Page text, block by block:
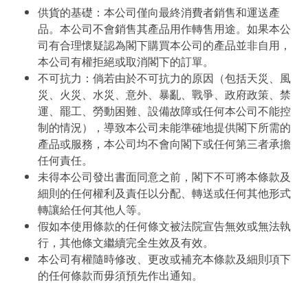
供貨的基礎：本公司僅向最終消費者銷售和運送產
品。本公司不會銷售其產品用作轉售用途。如果本公
司有合理懷疑認為閣下購買本公司的產品並非自用，
本公司有權拒絕或取消閣下的訂單。
不可抗力：倘若由於不可抗力的原因（包括天災、風
災、火災、水災、意外、暴亂、戰爭、政府政策、禁
運、罷工、勞動困難、設備故障或任何本公司不能控
制的情況），導致本公司未能準確地提供閣下所需的
產品或服務，本公司均不會向閣下或任何第三者承擔
任何責任。
未得本公司發出書面同意之前，閣下不可將本條款及
細則的任何權利及責任以分配、轉送或任何其他形式
轉讓給任何其他人等。
假如本使用條款的任何條文被法院宣告無效或無法執
行，其他條文繼續完全生效及有效。
本公司有權隨時修改、更改或補充本條款及細則項下
的任何條款而毋須預先作出通知。